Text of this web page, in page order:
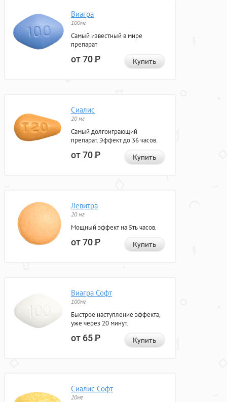
Виагра
100мг
Самый известный в мире
препарат
от 70Р Купить
Сиалис
20 мг
Самый долгоиграющий
препарат. Эффект до 36 часов.
от 70Р Купить
Левитра
20 мг
Мощный эффект на 5ть часов.
от 70Р Купить
Виагра Софт
100мг
Быстрое наступление эффекта,
уже через 20 минут.
от 65Р Купить
Сиалис Софт
20мг